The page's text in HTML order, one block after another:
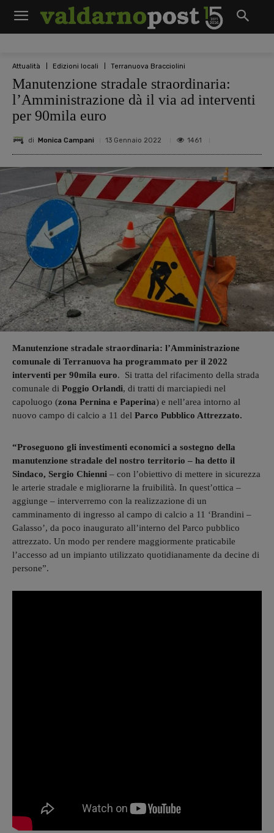
Attualità Edizioni locali Terranuova Bracciolini
Manutenzione stradale straordinaria:
l’Amministrazione dà il via ad interventi
per 90mila euro
di Monica Campani 13 Gennaio 2022 1461
Manutenzione stradale straordinaria: l’Amministrazione
comunale di Terranuova ha programmato per il 2022
interventi per 90mila euro. Si tratta del rifacimento della strada
comunale di Poggio Orlandi, di tratti di marciapiedi nel
capoluogo (zona Pernina e Paperina) e nell’area intorno al
nuovo campo di calcio a 11 del Parco Pubblico Attrezzato.
“Proseguono gli investimenti economici a sostegno della
manutenzione stradale del nostro territorio – ha detto il
Sindaco, Sergio Chienni – con l’obiettivo di mettere in sicurezza
le arterie stradale e migliorarne la fruibilità. In quest’ottica –
aggiunge – interverremo con la realizzazione di un
camminamento di ingresso al campo di calcio a 11 ‘Brandini –
Galasso’, da poco inaugurato all’interno del Parco pubblico
attrezzato. Un modo per rendere maggiormente praticabile
l’accesso ad un impianto utilizzato quotidianamente da decine di
persone”.